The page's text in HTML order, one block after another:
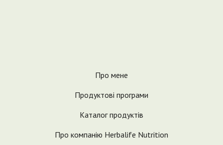
Про мене
Продуктові програми
Каталог продуктів
Про компанію Herbalife Nutrition